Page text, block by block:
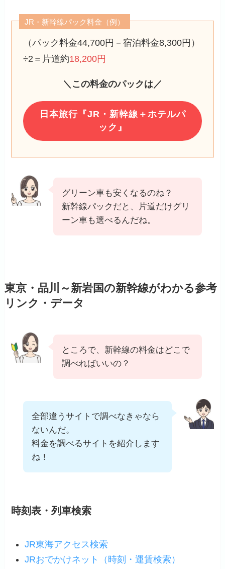
JR・新幹線パック料金（例）
（パック料金44,700円－宿泊料金8,300円）
÷2＝片道約18,200円
＼この料金のパックは／
日本旅行『JR・新幹線＋ホテルパ
ック』
グリーン車も安くなるのね？
新幹線パックだと、片道だけグリ
ーン車も選べるんだね。
東京・品川～新岩国の新幹線がわかる参考
リンク・データ
ところで、新幹線の料金はどこで
調べればいいの？
全部違うサイトで調べなきゃなら
ないんだ。
料金を調べるサイトを紹介します
ね！
時刻表・列車検索
JR東海アクセス検索
JRおでかけネット（時刻・運賃検索）